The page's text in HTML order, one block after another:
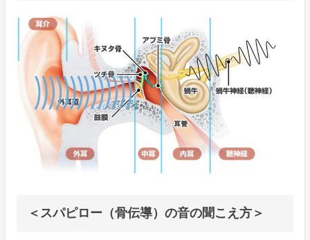
＜スパピロー（骨伝導）の音の聞こえ方＞